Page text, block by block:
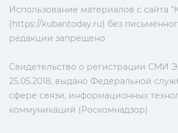
Использование материалов с сайта
(https://kubantoday.ru) без
редакции запрещено
Свидетельство о регистрации СМИ
25.05.2018, выдано Федеральной
сфере связи, информационных
коммуникаций (Роскомнадзор)